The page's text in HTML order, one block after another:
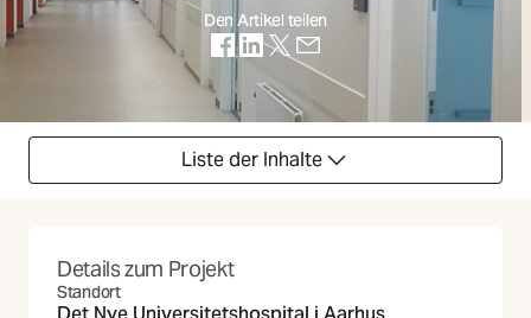
Den Artikel teilen
(Öffnet in neuer Registerkarte)
(Öffnet in neuer Registerkarte)
(Öffnet in neuer Registerkarte)
(Öffnet in neuer
Liste der Inhalte
Details zum Projekt
Standort